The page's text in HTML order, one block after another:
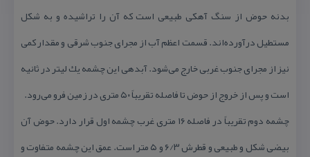
بدنه‌ حوض از سنگ آهكی طبیعی است كه آن را تراشیده و به شكل
مستطیل درآورده‌اند. قسمت اعظم آب از مجرای جنوب شرقی و مقدار كمی
نیز از مجرای جنوب غربی خارج می‌شود. آبدهی این چشمه یك لیتر در ثانیه
است و پس از خروج از حوض تا فاصله تقریباً ۵۰ متری در زمین فرو می‌رود.
چشمه دوم تقریباً در فاصله ۱۶ متری غرب چشمه اول قرار دارد. حوض آن
بیضی شكل و طبیعی و قطرش ۶/۳ و ۵ متر است. عمق این چشمه متفاوت و